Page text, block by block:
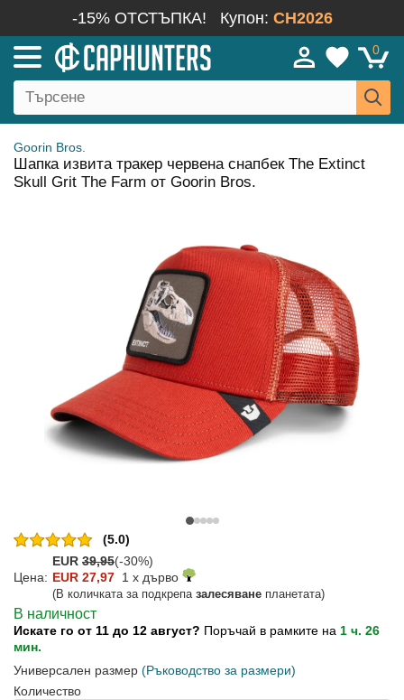
-15% ОТСТЪПКА! Купон: CH2026
0
Goorin Bros.
Шапка извита тракер червена снапбек The Extinct
Skull Grit The Farm от Goorin Bros.
(5.0)
EUR 39,95(-30%)
Цена: EUR 27,97 1 x дърво
(В количката за подкрепа залесяване планетата)
В наличност
Искате го от 11 до 12 август? Поръчай в рамките на 1 ч. 26
мин.
Универсален размер (Ръководство за размери)
Количество